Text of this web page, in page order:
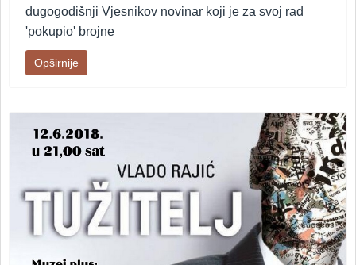
dugogodišnji Vjesnikov novinar koji je za svoj rad
'pokupio' brojne
Opširnije